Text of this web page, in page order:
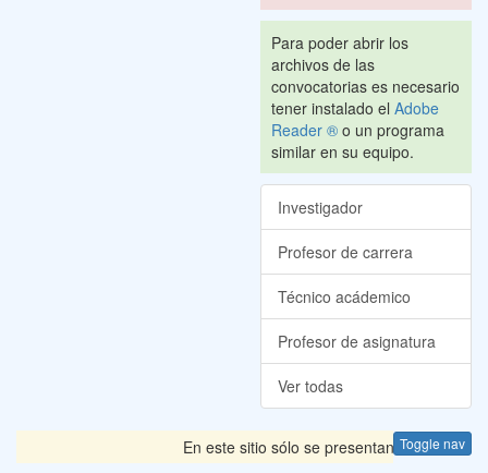
Para poder abrir los
archivos de las
convocatorias es necesario
tener instalado el Adobe
Reader ® o un programa
similar en su equipo.
Investigador
Profesor de carrera
Técnico acádemico
Profesor de asignatura
Ver todas
Toggle nav
En este sitio sólo se presentan las